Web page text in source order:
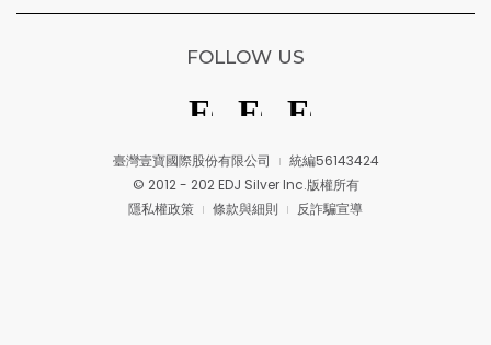
臺灣壹寶國際股份有限公司
統編56143424
© 2012 - 202 EDJ Silver Inc.版權所有
隱私權政策
條款與細則 反詐騙宣導
FOLLOW US